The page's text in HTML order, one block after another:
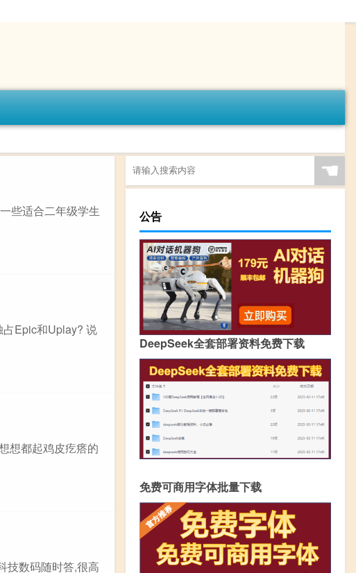
些适合二年级学生
占Epic和Uplay? 说
想都起鸡皮疙瘩的
技数码随时答,很高
☚
公告
DeepSeek全套部署资料免费下载
免费可商用字体批量下载